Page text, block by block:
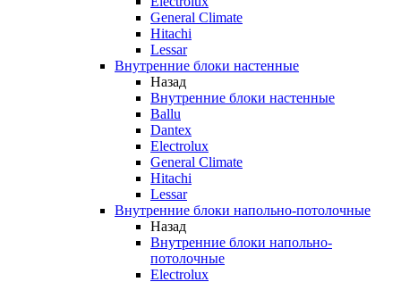
General Climate
Hitachi
Lessar
Внутренние блоки настенные
Назад
Внутренние блоки настенные
Ballu
Dantex
Electrolux
General Climate
Hitachi
Lessar
Внутренние блоки напольно-потолочные
Назад
Внутренние блоки напольно-
потолочные
Electrolux